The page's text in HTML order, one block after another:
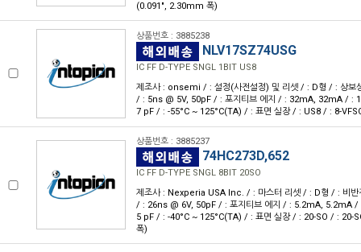
(0.091", 2.30mm 폭)
상품번호 : 3885238
NLV17SZ74USG
IC FF D-TYPE SNGL 1BIT US8
제조사 : onsemi / : 설정(사전설정) 및 리셋 / : D형 / : 상
/ : 5ns @ 5V, 50pF / : 포지티브 에지 / : 32mA, 32mA / :
7 pF / : -55°C ~ 125°C(TA) / : 표면 실장 / : US8 / : 8-
상품번호 : 3885237
74HC273D,652
IC FF D-TYPE SNGL 8BIT 20SO
제조사 : Nexperia USA Inc. / : 마스터 리셋 / : D형 / : 비
/ : 26ns @ 6V, 50pF / : 포지티브 에지 / : 5.2mA, 5.2mA
5 pF / : -40°C ~ 125°C(TA) / : 표면 실장 / : 20-SO / : 20-
폭)